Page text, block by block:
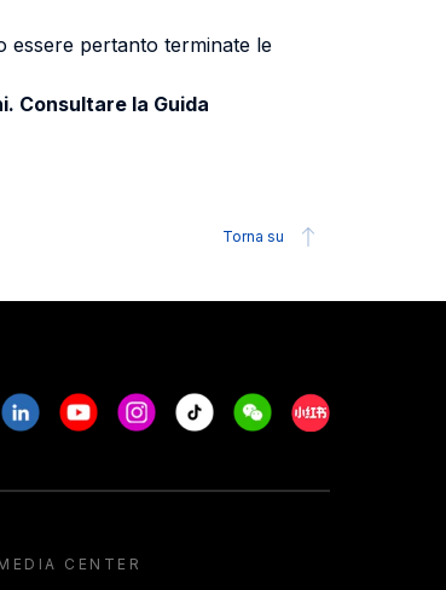
essere pertanto terminate le
Consultare la Guida
Torna su
LinkedinYoutubeInstagram
Tiktok WeechatXiaohongshu/
CENTER